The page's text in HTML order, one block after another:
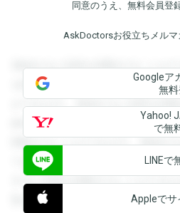
同意のうえ、無料会員登
AskDoctorsお役立ちメルマ
登録すると回答を閲覧することが
を閲覧することができます。登録
ができます。登録すると回答を閲
録すると回答を閲覧することがで
閲覧することができます。登録す
できます。登録すると回答を閲覧
すると回答を閲覧することができ
覧することができます。
Googleア
無
Yahoo!
で無
LINE
Appleでサ